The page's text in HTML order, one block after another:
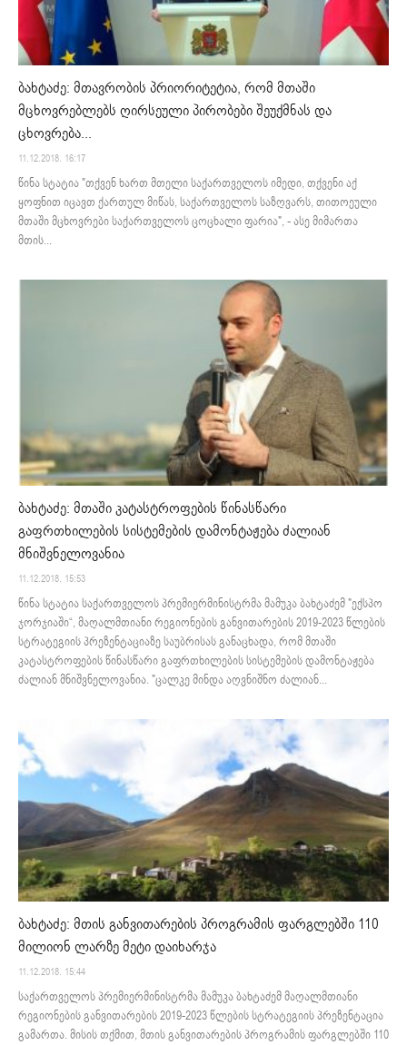
ბახტაძე: მთავრობის პრიორიტეტია, რომ მთაში
მცხოვრებლებს ღირსეული პირობები შეუქმნას და
ცხოვრება...
11.12.2018. 16:17
წინა სტატია "თქვენ ხართ მთელი საქართველოს იმედი, თქვენი აქ
ყოფნით იცავთ ქართულ მიწას, საქართველოს საზღვარს, თითოეული
მთაში მცხოვრები საქართველოს ცოცხალი ფარია", - ასე მიმართა
მთის...
ბახტაძე: მთაში კატასტროფების წინასწარი
გაფრთხილების სისტემების დამონტაჟება ძალიან
მნიშვნელოვანია
11.12.2018. 15:53
წინა სტატია საქართველოს პრემიერმინისტრმა მამუკა ბახტაძემ "ექსპო
ჯორჯიაში“, მაღალმთიანი რეგიონების განვითარების 2019-2023 წლების
სტრატეგიის პრეზენტაციაზე საუბრისას განაცხადა, რომ მთაში
კატასტროფების წინასწარი გაფრთხილების სისტემების დამონტაჟება
ძალიან მნიშვნელოვანია. "ცალკე მინდა აღვნიშნო ძალიან...
ბახტაძე: მთის განვითარების პროგრამის ფარგლებში 110
მილიონ ლარზე მეტი დაიხარჯა
11.12.2018. 15:44
საქართველოს პრემიერმინისტრმა მამუკა ბახტაძემ მაღალმთიანი
რეგიონების განვითარების 2019-2023 წლების სტრატეგიის პრეზენტაცია
გამართა. მისის თქმით, მთის განვითარების პროგრამის ფარგლებში 110